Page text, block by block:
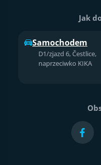
Jak
Samochodem
D1/zjazd 6, Čestlice,
naprzeciwko KIKA